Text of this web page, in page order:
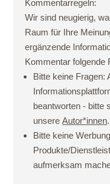
Kommentarregeln:
Wir sind neugierig,
Raum für Ihre
ergänzende
Kommentar folgende
Bitte keine Fragen:
beantworten - bitte
unsereAutor*innen.
Bitte keine
Produkte/
aufmerksam